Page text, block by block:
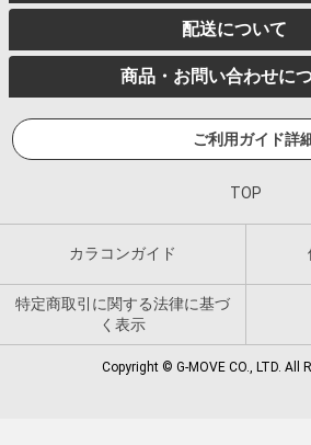
配送について
商品・お問い合わせに
ご利用ガイド詳
TOP
カラコンガイド
特定商取引に関する法律に基づ
く表示
Copyright © G-MOVE CO., LTD. All